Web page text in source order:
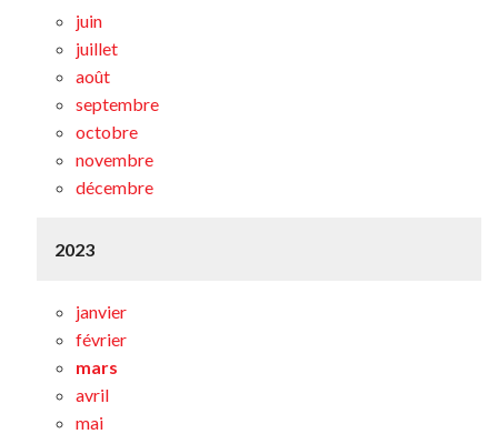
juin
juillet
août
septembre
octobre
novembre
décembre
2023
janvier
février
mars
avril
mai